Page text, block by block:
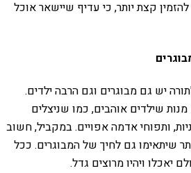
קצת יותר, כי עדיף שיישאר אוכל
יש גם מבוגרים וגם הרבה ילדים.
שילדים אוהבים, כמו שניצלים
ותפוחי אדמה אפויים. במקביל, חשוב
שיתאימו גם לחיך של המבוגרים. ככל
יאכלו ויהיו מרוצים גדל.